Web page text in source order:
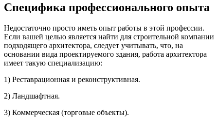
Специфика профессионального опыта
Недостаточно просто иметь опыт работы в этой профессии.
Если вашей целью является найти для строительной компании
подходящего архитектора, следует учитывать, что, на
основании вида проектируемого здания, работа архитектора
имеет такую специализацию:
1) Реставрационная и реконструктивная.
2) Ландшафтная.
3) Коммерческая (торговые объекты).